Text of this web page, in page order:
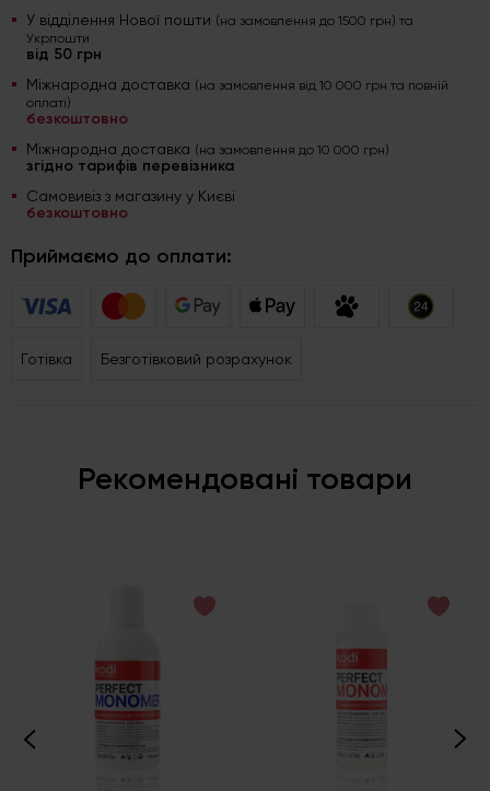
У відділення Нової пошти (на замовлення до 1500 грн) та
Укрпошти
від 50 грн
Міжнародна доставка (на замовлення від 10 000 грн та повній
оплаті)
безкоштовно
Міжнародна доставка (на замовлення до 10 000 грн)
згідно тарифів перевізника
Самовивіз з магазину у Києві
безкоштовно
Приймаємо до оплати:
Готівка Безготівковий розрахунок
Рекомендовані товари